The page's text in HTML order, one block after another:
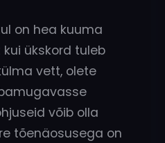
on hea kuuma
ükskord tuleb
vett, olete
võib olla
tõenäosusega on